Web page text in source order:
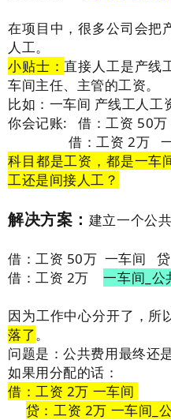
在项目中，很多公司会把
人工。
小贴士： 直接人工是产线
车间主任、主管的工资。
比如：一车间 产线工人工
你会记账: 借：工资 50
借：工资 2万 一
科目都是工资，都是一车
工还是间接人工？
解决方案： 建立一个公
借：工资 50万 一车间
借：工资 2万一车间_公
因为工作中心分开了，所
落了。
问题是：公共费用最终还
如果用分配的话：
借：工资 2万 一车间
贷：工资 2万 一车间_